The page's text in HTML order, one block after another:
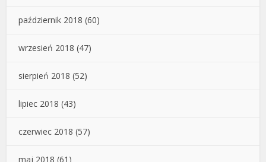
październik 2018 (60)
wrzesień 2018 (47)
sierpień 2018 (52)
lipiec 2018 (43)
czerwiec 2018 (57)
maj 2018 (61)